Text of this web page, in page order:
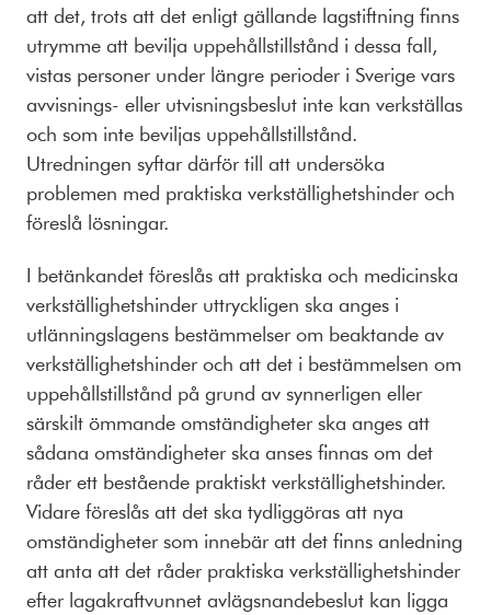
att det, trots att det enligt gällande lagstiftning finns
utrymme att bevilja uppehållstillstånd i dessa fall,
vistas personer under längre perioder i Sverige vars
avvisnings- eller utvisningsbeslut inte kan verkställas
och som inte beviljas uppehållstillstånd.
Utredningen syftar därför till att undersöka
problemen med praktiska verkställighetshinder och
föreslå lösningar.
I betänkandet föreslås att praktiska och medicinska
verkställighetshinder uttryckligen ska anges i
utlänningslagens bestämmelser om beaktande av
verkställighetshinder och att det i bestämmelsen om
uppehållstillstånd på grund av synnerligen eller
särskilt ömmande omständigheter ska anges att
sådana omständigheter ska anses finnas om det
råder ett bestående praktiskt verkställighetshinder.
Vidare föreslås att det ska tydliggöras att nya
omständigheter som innebär att det finns anledning
att anta att det råder praktiska verkställighetshinder
efter lagakraftvunnet avlägsnandebeslut kan ligga